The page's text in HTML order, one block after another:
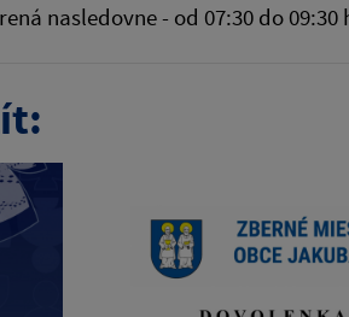
nasledovne - od 07:30 do 09:30